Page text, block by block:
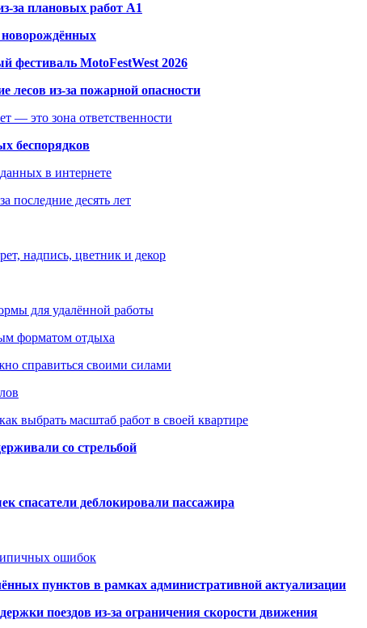
за плановых работ A1
фестиваль MotoFestWest 2026
лесов из-за пожарной опасности
— это зона ответственности
беспорядков
в интернете
последние десять лет
надпись, цветник и декор
для удалённой работы
форматом отдыха
справиться своими силами
выбрать масштаб работ в своей квартире
со стрельбой
спасатели деблокировали пассажира
ошибок
пунктов в рамках административной актуализации
поездов из-за ограничения скорости движения